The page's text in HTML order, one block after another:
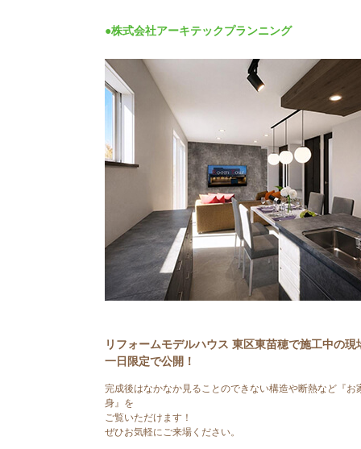
●株式会社アーキテックプランニング
リフォームモデルハウス 東区東苗穂で施工中の現
一日限定で公開！
完成後はなかなか見ることのできない構造や断熱など『お
身』を
ご覧いただけます！
ぜひお気軽にご来場ください。